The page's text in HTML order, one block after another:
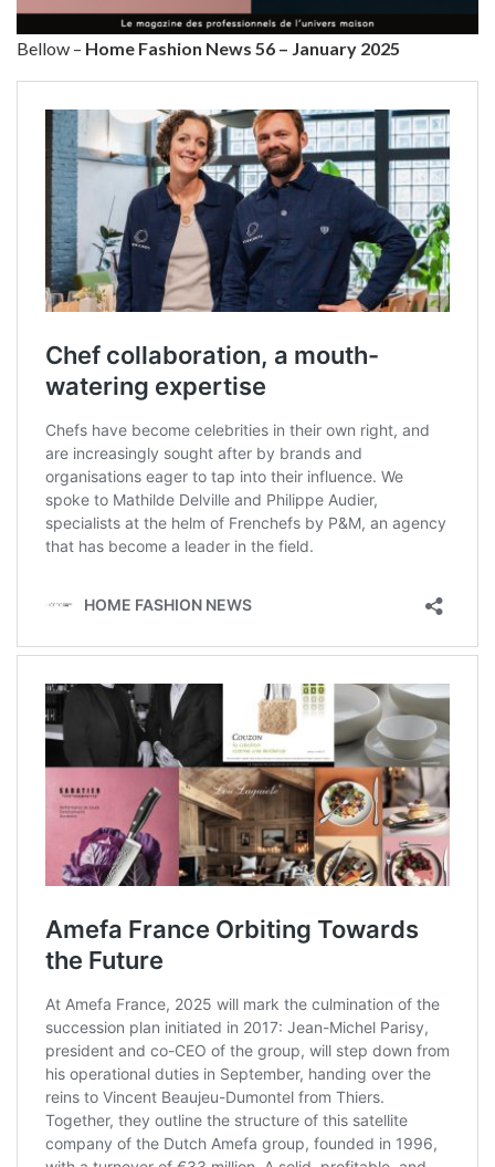
Bellow – Home Fashion News 56 – January 2025